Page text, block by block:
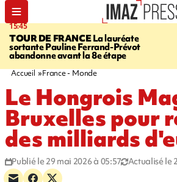
15:45
TOUR DE FRANCELa lauréate
sortante Pauline Ferrand-Prévot
abandonne avant la 8e étape
Accueil France - Monde
Le Hongrois
Bruxelles pour
des milliards
Publié le 29 mai 2026 à 05:57 Actualisé le